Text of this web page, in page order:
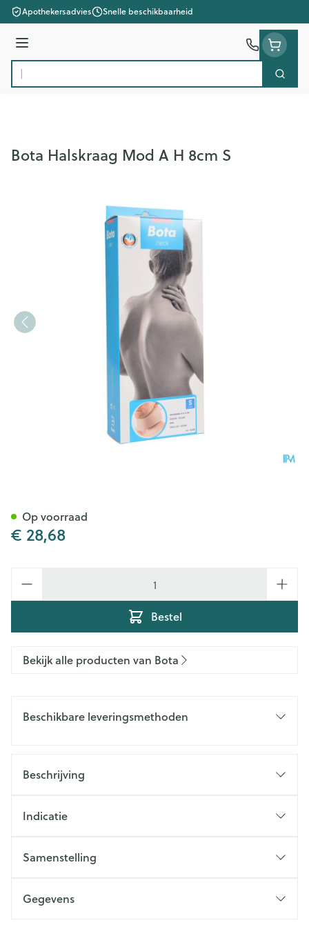
Ga naar de inhoud
Apothekersadvies Snelle beschikbaarheid
Menu
Product, merk, categorie...
Zoek
Bota Halskraag Mod A H 8cm S
€ 28,68
Bestel
Op voorraad
Bekijk alle producten van Bota
Beschikbare leveringsmethoden
Beschrijving
Indicatie
Samenstelling
Gegevens